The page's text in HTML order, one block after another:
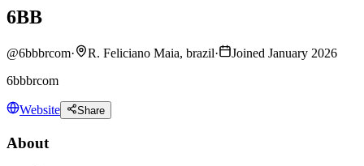
6BB
@6bbbrcom· R. Feliciano Maia, brazil·
Joined January 2026
6bbbrcom
Website Share
About